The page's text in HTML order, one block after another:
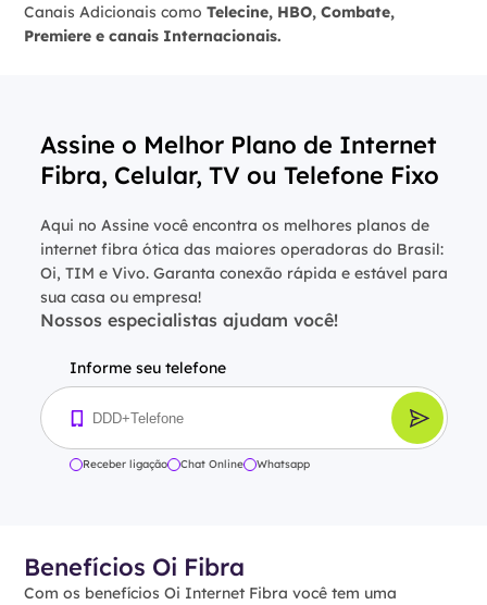
Canais Adicionais como Telecine, HBO, Combate,
Premiere e canais Internacionais.
Assine o Melhor Plano de Internet
Fibra, Celular, TV ou Telefone Fixo
Aqui no Assine você encontra os melhores planos de
internet fibra ótica das maiores operadoras do Brasil:
Oi, TIM e Vivo. Garanta conexão rápida e estável para
sua casa ou empresa!
Nossos especialistas ajudam você!
Informe seu telefone
Receber ligação Chat Online Whatsapp
Benefícios Oi Fibra
Com os benefícios Oi Internet Fibra você tem uma